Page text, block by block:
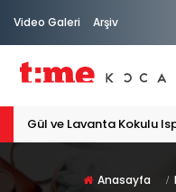
Video Galeri Arşiv
PATİLİ DOSTA HAYATIMIZA "HOŞ GELDİN" DİYORSAK
Anasayfa